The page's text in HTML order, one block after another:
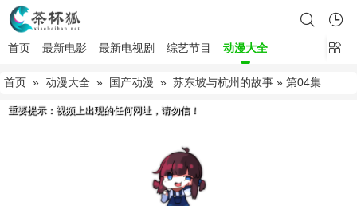
首页 最新电影 最新电视剧 综艺节目 动漫大全
首页 » 动漫大全 » 国产动漫 » 苏东坡与杭州的故事 » 第04集